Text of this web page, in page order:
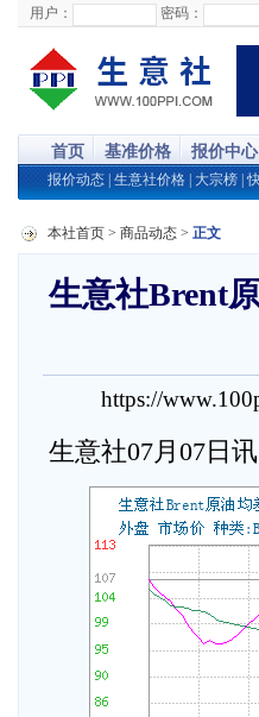
用户： 密码：
首页 基准价格 报价中心
报价动态 生意社价格 大宗榜 |
本社首页 > 商品动态 > 正文
生意社Brent
https://
生意社07月07日讯